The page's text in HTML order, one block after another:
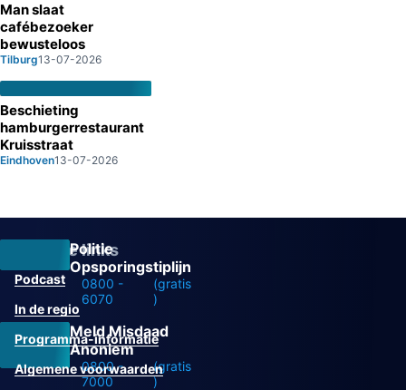
Man slaat
cafébezoeker
bewusteloos
Tilburg13-07-2026
Beschieting
hamburgerrestaurant
Kruisstraat
Eindhoven13-07-2026
Politie
Opsporingstiplijn
0800 -
6070
(gratis
)
Meld Misdaad
Anoniem
0800 -
7000
(gratis
)
Overige links
Podcast
In de regio
Programma-informatie
Algemene voorwaarden